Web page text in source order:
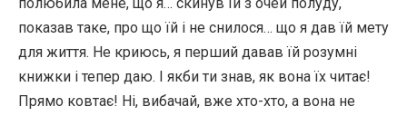
показав таке, про що їй і не снилося… що я дав їй мету
для життя. Не криюсь, я перший давав їй розумні
книжки і тепер даю. І якби ти знав, як вона їх читає!
Прямо ковтає! Ні, вибачай, вже хто-хто, а вона не